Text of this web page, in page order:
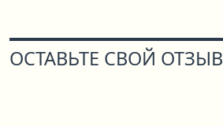
ОСТАВЬТЕ СВОЙ ОТЗЫВ